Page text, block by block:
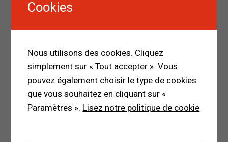
pression populaire
Publications similaires
Cookies
Nous utilisons des cookies. Cliquez
simplement sur « Tout accepter ». Vous
pouvez également choisir le type de cookies
que vous souhaitez en cliquant sur «
Paramètres ». Lisez notre politique de cookie